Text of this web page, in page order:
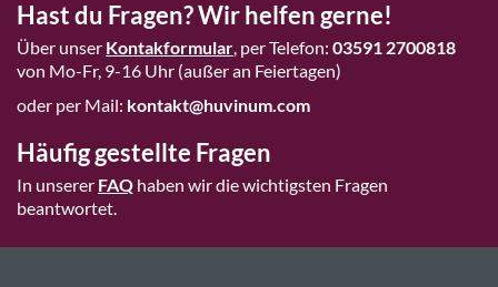
Hast du Fragen? Wir helfen gerne!
Über unser Kontakformular, per Telefon: 03591 2700818
von Mo-Fr, 9-16 Uhr (außer an Feiertagen)
oder per Mail: kontakt@huvinum.com
Häufig gestellte Fragen
In unserer FAQ haben wir die wichtigsten Fragen
beantwortet.